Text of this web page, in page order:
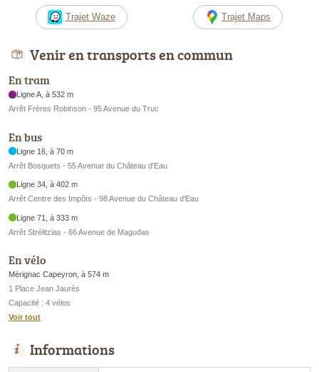
Trajet Waze Trajet Maps
Venir en transports en commun
En tram
Ligne A, à 532 m
Arrêt Frères Robinson - 95 Avenue du Truc
En bus
Ligne 16, à 70 m
Arrêt Bosquets - 55 Avenue du Château d'Eau
Ligne 34, à 402 m
Arrêt Centre des Impôts - 98 Avenue du Château d'Eau
Ligne 71, à 333 m
Arrêt Strélitzias - 66 Avenue de Magudas
En vélo
Mérignac Capeyron, à 574 m
1 Place Jean Jaurès
Capacité : 4 vélos
Voir tout
Informations